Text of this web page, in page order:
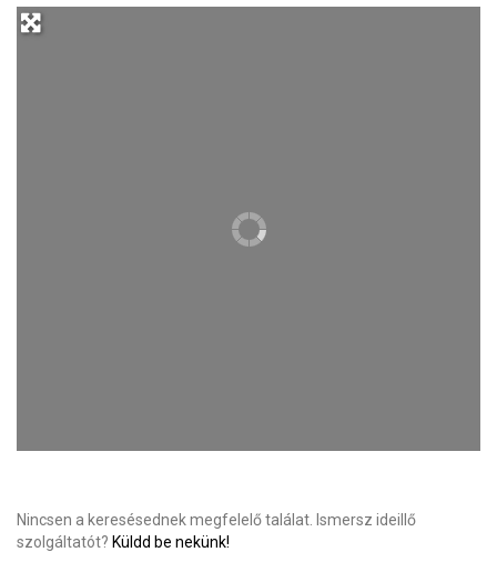
Nincsen a keresésednek megfelelő találat. Ismersz ideillő
szolgáltatót? Küldd be nekünk!